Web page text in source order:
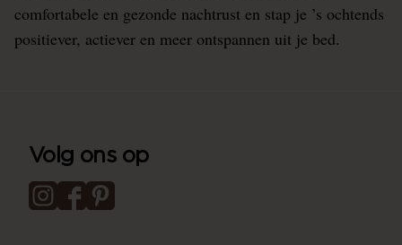
comfortabele en gezonde nachtrust en stap je ’s ochtends
positiever, actiever en meer ontspannen uit je bed.
Volg ons op